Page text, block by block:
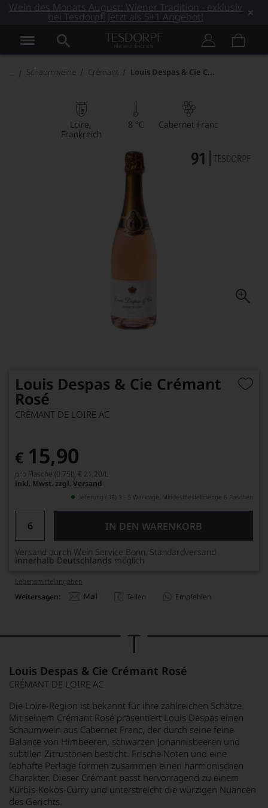
Wein des Monats August: Wiener Tradition - exklusiv
bei Tesdorpf! Jetzt als 5+1 Angebot!
Schaumweine Crémant Louis Despas & Cie Crémant Rosé
Loire
Frankreich
8 °C Cabernet Franc
Louis Despas & Cie Crémant
Rosé
CRÉMANT DE LOIRE AC
€ 15,90
pro Flasche (0.75l), € 21,20/L
inkl. Mwst. zzgl. Versand
Lieferung (DE) 3 - 5 Werktage, Mindestbestellmenge 6 Flaschen
IN DEN WARENKORB
Versand durch Wein Service Bonn, Standardversand
innerhalb Deutschlands möglich
Lebensmittel­angaben
Weitersagen: Mail Teilen Empfehlen
Louis Despas & Cie Crémant Rosé
CRÉMANT DE LOIRE AC
Die Loire-Region ist bekannt für ihre zahlreichen Schätze.
Mit seinem Crémant Rosé präsentiert Louis Despas einen
Schaumwein aus Cabernet Franc, der durch seine feine
Balance von Himbeeren, schwarzen Johannisbeeren und
subtilen Zitrustönen besticht. Frische Noten und eine
lebhafte Perlage formen zusammen einen harmonischen
Charakter. Dieser Crémant passt hervorragend zu einem
Kürbis-Kokos-Curry und unterstreicht die würzigen Nuancen
des Gerichts.